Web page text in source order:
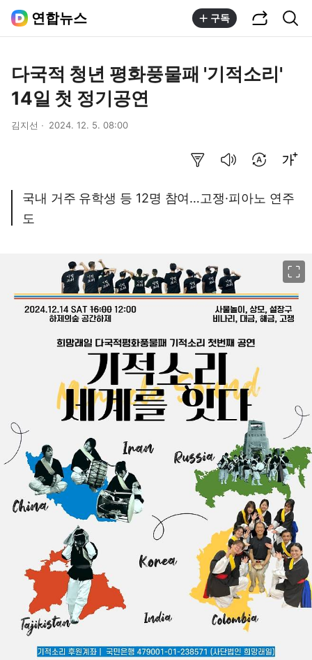
연합뉴스 구독
다국적 청년 평화풍물패 '기적소리'
14일 첫 정기공연
김지선 2024. 12. 5. 08:00
국내 거주 유학생 등 12명 참여…고쟁·피아노 연주
도